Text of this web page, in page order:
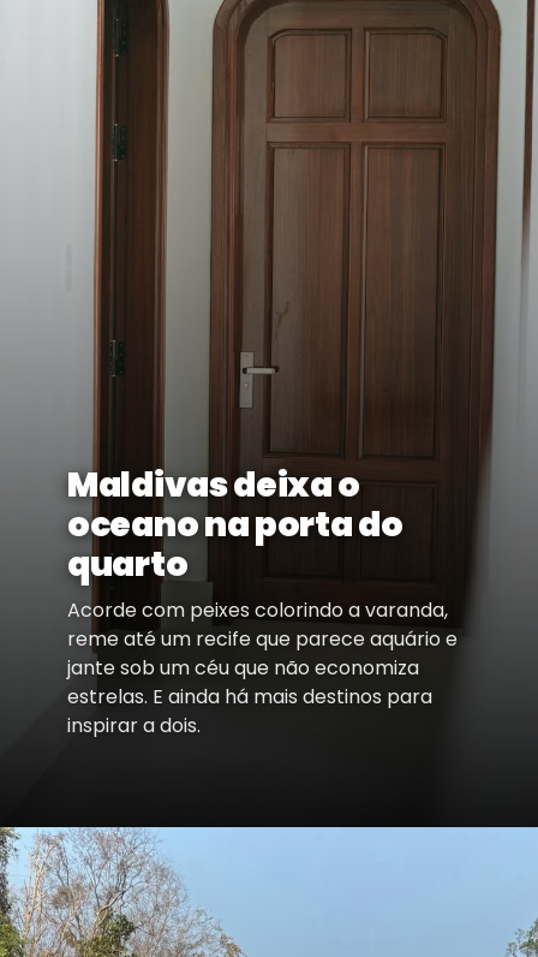
Maldivas deixa o
oceano na porta do
quarto
Acorde com peixes colorindo a varanda,
reme até um recife que parece aquário e
jante sob um céu que não economiza
estrelas. E ainda há mais destinos para
inspirar a dois.